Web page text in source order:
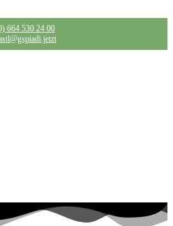
664 530 24 00